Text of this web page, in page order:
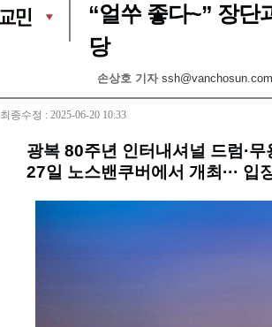
“얼쑤 좋다~” 장단
당
손상호 기자 ssh@vanchosun.com
최종수정 : 2025-06-20 10:33
광복 80주년 인터내셔널 드럼·무
27일 노스밴쿠버에서 개최··· 입